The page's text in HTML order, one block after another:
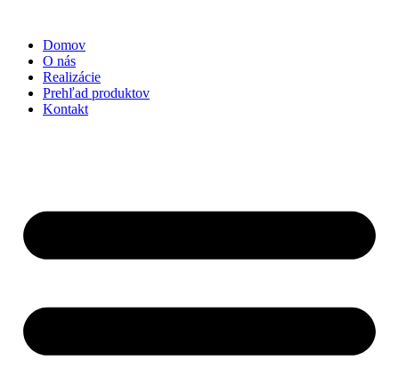
obsah
Domov
O nás
Realizácie
Prehľad produktov
Kontakt